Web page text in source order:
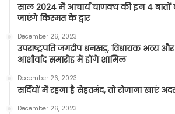
साल 2024 में आचार्य चाणक्य की इन 4
जाएंगे किस्मत के द्वार
December 26, 2023
उपराष्ट्रपति जगदीप धनखड़, विधायक भव्य और
आशीर्वाद समारोह में होंगे शामिल
December 26, 2023
सर्दियों में रहना है सेहतमंद, तो रोजाना खाएं
December 26, 2023